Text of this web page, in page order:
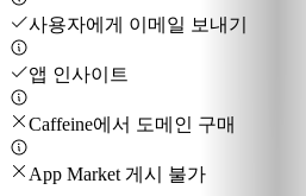
사용자에게 이메일 보내기
앱 인사이트
Caffeine에서 도메인 구매
App Market 게시 불가